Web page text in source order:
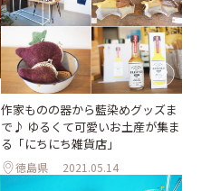
作家ものの器から藍染めグッズま
で♪ ゆるくて可愛いお土産が集ま
る「にちにち雑貨店」
徳島県 2021.05.14